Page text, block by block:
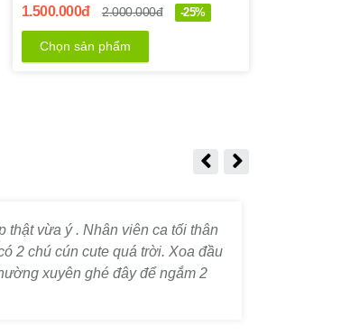
1.500.000đ 2.000.000đ -25%
Chọn sản phẩm
GÌ? SẮC HOA CỦA TÀI
MAY MẮN VÀ THÀNH
thật vừa ý . Nhân viên ca tối thân
2 chú cún cute quá trời. Xoa đầu
xuyên ghé đây để ngắm 2